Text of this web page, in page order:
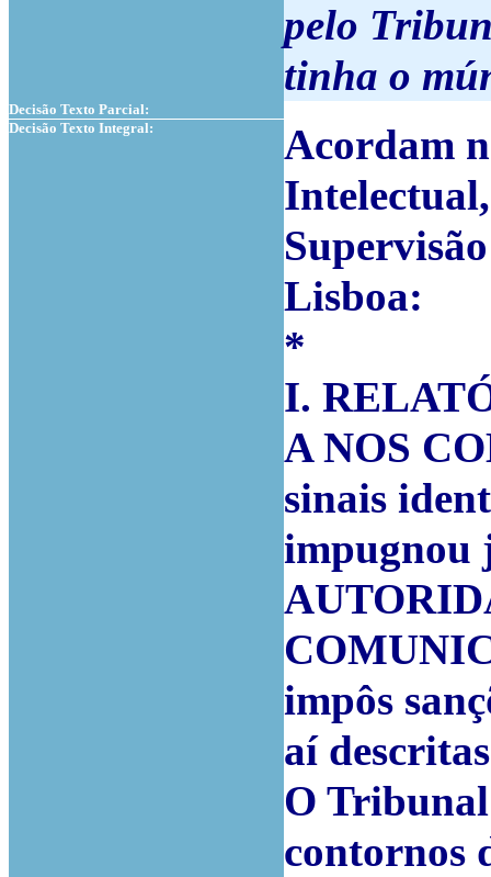
pelo
tinha o
Decisão Texto Parcial:
Decisão Texto Integral:
Acordam
Lisboa:
*
I.
A NOS
sinais
impugnou
impôs
aí
O Tribunal
contornos